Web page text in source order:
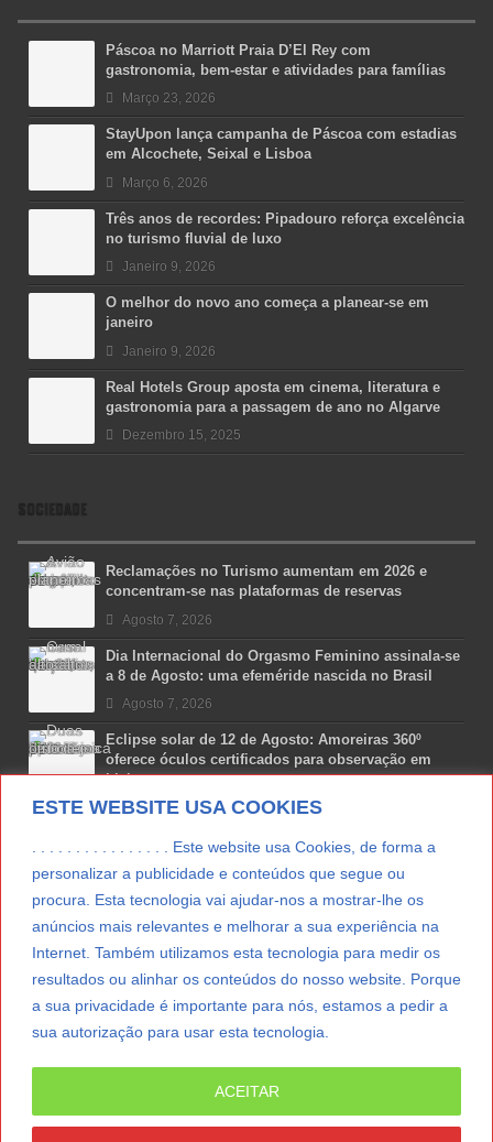
ESTE WEBSITE USA COOKIES
. . . . . . . . . . . . . . . . Este website usa Cookies, de forma a
personalizar a publicidade e conteúdos que segue ou
procura. Esta tecnologia vai ajudar-nos a mostrar-lhe os
anúncios mais relevantes e melhorar a sua experiência na
Internet. Também utilizamos esta tecnologia para medir os
resultados ou alinhar os conteúdos do nosso website. Porque
a sua privacidade é importante para nós, estamos a pedir a
sua autorização para usar esta tecnologia.
ACEITAR
Páscoa no Marriott Praia D’El Rey com
gastronomia, bem-estar e atividades para famílias
Março 23, 2026
StayUpon lança campanha de Páscoa com estadias
em Alcochete, Seixal e Lisboa
Março 6, 2026
Três anos de recordes: Pipadouro reforça excelência
no turismo fluvial de luxo
Janeiro 9, 2026
O melhor do novo ano começa a planear-se em
janeiro
Janeiro 9, 2026
Real Hotels Group aposta em cinema, literatura e
gastronomia para a passagem de ano no Algarve
Dezembro 15, 2025
SOCIEDADE
Reclamações no Turismo aumentam em 2026 e
concentram-se nas plataformas de reservas
Agosto 7, 2026
Dia Internacional do Orgasmo Feminino assinala-se
a 8 de Agosto: uma efeméride nascida no Brasil
Agosto 7, 2026
Eclipse solar de 12 de Agosto: Amoreiras 360º
oferece óculos certificados para observação em
Lisboa
Agosto 7, 2026
Lua Afonso vence prémio internacional de liderança
Agosto 7, 2026
Preparar o carro para as férias de Verão
Agosto 5, 2026